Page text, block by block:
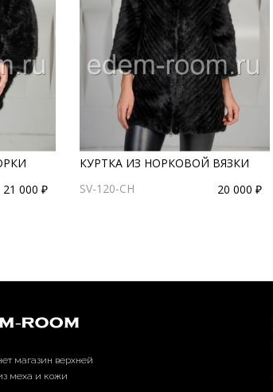
21 000 ₽
КУРТКА ИЗ НОРКОВОЙ ВЯЗКИ
SV-120-CH
20 000 ₽
магазин верхней
меха и кожи